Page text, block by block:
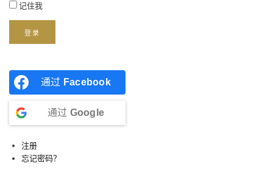
记住我
登录
通过 Facebook
通过 Google
注册
忘记密码？